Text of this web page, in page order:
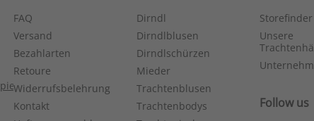
FAQ
Versand
Bezahlarten
Retoure
Widerrufsbelehrung
Kontakt
Dirndl
Dirndlblusen
Dirndlschürzen
Mieder
Trachtenblusen
Trachtenbodys
Storefinder
Unsere
Follow us